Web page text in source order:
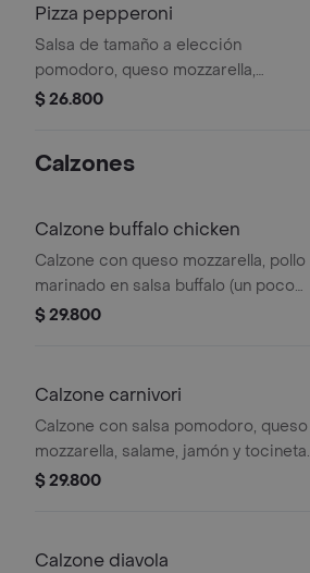
Pizza pepperoni
Salsa de tamaño a elección
pomodoro, queso mozzarella,
pepperoni y hojas de albahaca.
$ 26.800
Calzones
Calzone buffalo chicken
Calzone con queso mozzarella, pollo
marinado en salsa buffalo (un poco
picante), apio y blue cheese dressing.
$ 29.800
Calzone carnivori
Calzone con salsa pomodoro, queso
mozzarella, salame, jamón y tocineta.
$ 29.800
Calzone diavola